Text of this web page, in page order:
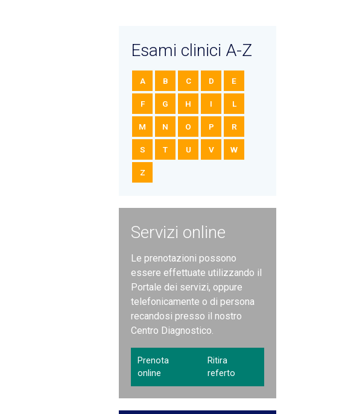
Esami clinici A-Z
A B C D E
F G H I L
M N O P R
S T U V W
Z
Servizi online
Le prenotazioni possono
essere effettuate utilizzando il
Portale dei servizi, oppure
telefonicamente o di persona
recandosi presso il nostro
Centro Diagnostico.
Prenota
online
Ritira
referto